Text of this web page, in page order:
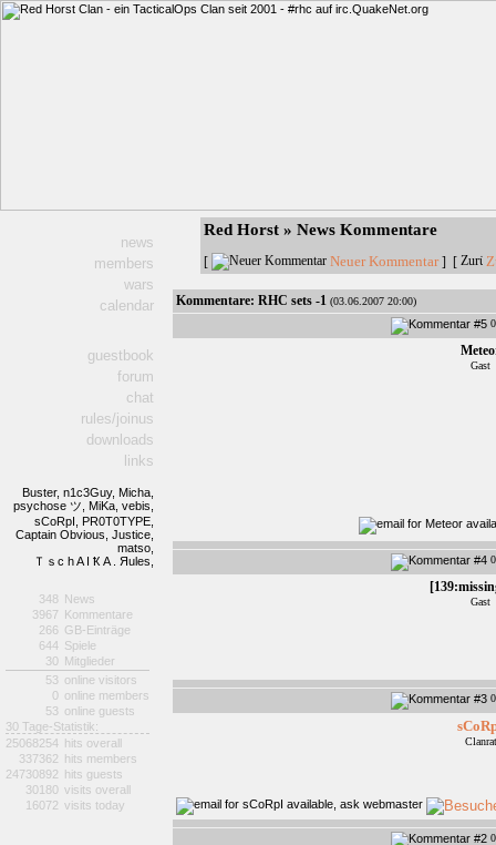
news
members
wars
calendar
guestbook
forum
chat
rules/joinus
downloads
links
Buster, n1c3Guy, Micha,
psychose ツ,
MiKa, vebis,
sCoRpI,
PR0T0TYPE,
Captain Obvious, Justice,
matso,
Ｔｓc h A I Ҟ A . Яules,
348 News
3967 Kommentare
266 GB-Einträge
644 Spiele
30 Mitglieder
53 online visitors
0 online members
53 online guests
30 Tage-Statistik:
25068254 hits overall
337362 hits members
24730892 hits guests
30180 visits overall
16072 visits today
Red Horst » News Kommentare
[ Neuer Kommentar] [
Kommentare: RHC sets -1 (03.06.2007 20:00)
Gast
Gast
Clanrat